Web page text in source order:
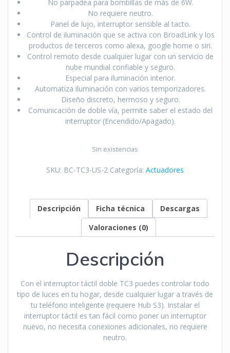
No parpadea para bombillas de más de 6W.
No requiere neutro.
Panel de lujo, interruptor sensible al tacto.
Control de iluminación que se activa con BroadLink y los
productos de terceros como alexa, google home o siri.
Control remoto desde cualquier lugar con un servicio de
nube mundial confiable y seguro.
Especial para iluminación interior.
Automatiza iluminación con varios temporizadores.
Diseño discreto, hermoso y seguro.
Comunicación de doble vía, permite saber el estado del
interruptor (Encendido/Apagado).
Sin existencias
SKU: BC-TC3-US-2 Categoría: Actuadores
Descripción Ficha técnica
Descargas
Valoraciones (0)
Descripción
Con el interruptor táctil doble TC3 puedes controlar todo
tipo de luces en tu hogar, desde cualquier lugar a través de
tu teléfono inteligente (requiere Hub S3). Instalar el
interruptor táctil es tan fácil como poner un interruptor
nuevo, no necesita conexiones adicionales, no requiere
neutro.